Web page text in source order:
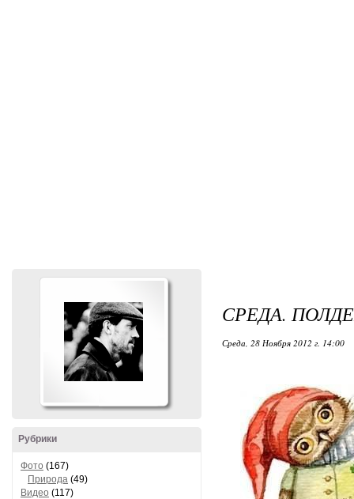
Рубрики
Фото (167)
Природа (49)
Видео (117)
СРЕДА.
Среда, 28 Ноября 2012 г. 14:00